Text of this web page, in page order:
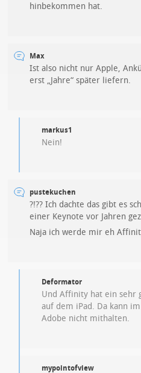
hinbekommen hat.
Max
Ist also nicht nur Apple,
erst „Jahre“ später liefern.
markus1
Nein!
pustekuchen
?!?? Ich dachte das gibt es
einer Keynote vor Jahren
Naja ich werde mir eh
Deformator
Und Affinity hat ein sehr
auf dem iPad. Da kann
Adobe nicht mithalten.
mypointofview